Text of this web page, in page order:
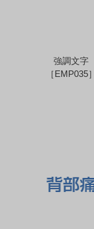
強調文字
［EMP035］